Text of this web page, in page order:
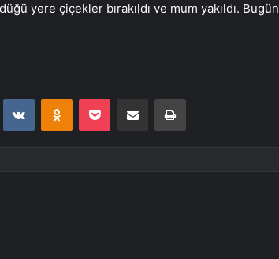
yere çiçekler bırakıldı ve mum yakıldı. Bugün
VKontakteOdnoklassniki
Pocket E-Posta ile paylaş Yazdır